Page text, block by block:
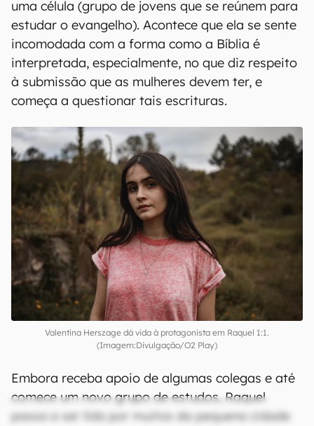
uma célula (grupo de jovens que se reúnem para
estudar o evangelho). Acontece que ela se sente
incomodada com a forma como a Bíblia é
interpretada, especialmente, no que diz respeito
à submissão que as mulheres devem ter, e
começa a questionar tais escrituras.
Valentina Herszage dá vida à protagonista em Raquel 1:1.
(Imagem:Divulgação/O2 Play)
Embora receba apoio de algumas colegas e até
comece um novo grupo de estudos, Raquel
passa a ser lida por muitos da pequena cidade